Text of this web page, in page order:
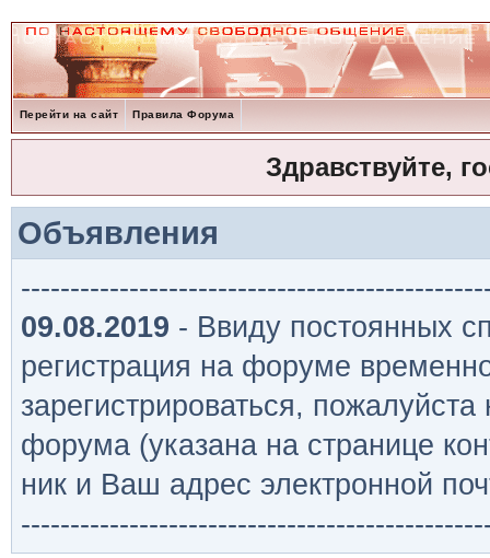
Перейти на сайт Правила Форума
Здравствуйте,
Объявления
09.08.2019 - Ввиду постоянных
регистрация на форуме
зарегистрироваться,
форума (указана на странице
ник и Ваш адрес электронной